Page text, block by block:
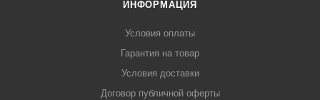
ИНФОРМАЦИЯ
Условия оплаты
Гарантия на товар
Условия доставки
Договор публичной оферты